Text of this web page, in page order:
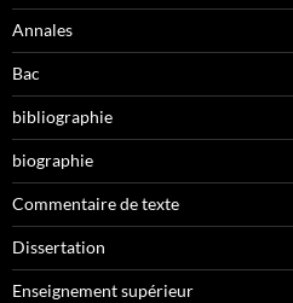
Annales
Bac
bibliographie
biographie
Commentaire de texte
Dissertation
Enseignement supérieur